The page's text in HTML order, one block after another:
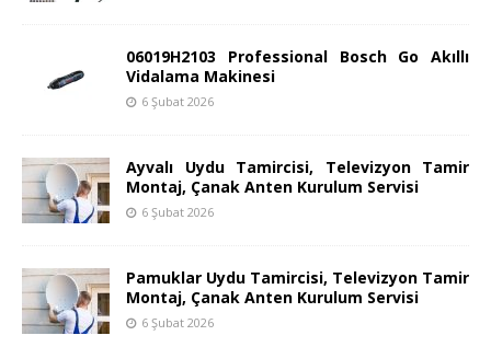
06019H2103 Professional Bosch Go Akıllı
Vidalama Makinesi
6 Şubat 2026
Ayvalı Uydu Tamircisi, Televizyon Tamir
Montaj, Çanak Anten Kurulum Servisi
6 Şubat 2026
Pamuklar Uydu Tamircisi, Televizyon Tamir
Montaj, Çanak Anten Kurulum Servisi
6 Şubat 2026